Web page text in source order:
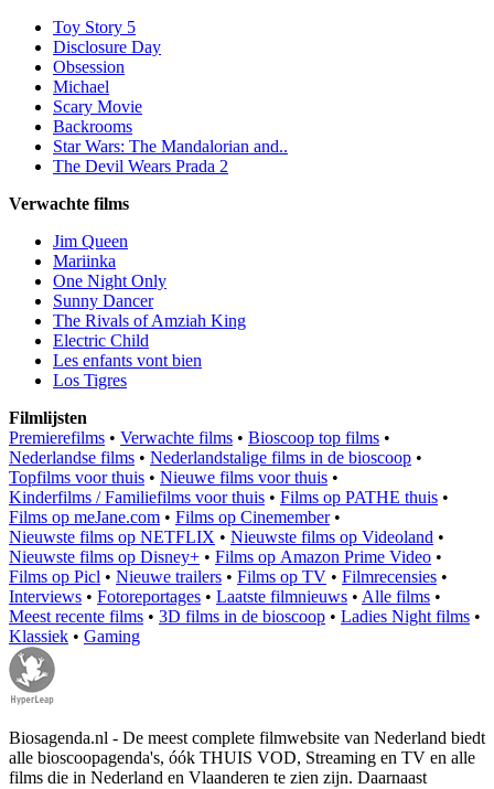
Toy Story 5
Disclosure Day
Obsession
Michael
Scary Movie
Backrooms
Star Wars: The Mandalorian and..
The Devil Wears Prada 2
Verwachte films
Jim Queen
Mariinka
One Night Only
Sunny Dancer
The Rivals of Amziah King
Electric Child
Les enfants vont bien
Los Tigres
Filmlijsten
Premierefilms • Verwachte films • Bioscoop top films •
Nederlandse films • Nederlandstalige films in de bioscoop •
Topfilms voor thuis • Nieuwe films voor thuis •
Kinderfilms / Familiefilms voor thuis • Films op PATHE thuis •
Films op meJane.com • Films op Cinemember•
Nieuwste films op NETFLIX • Nieuwste films op Videoland •
Nieuwste films op Disney+ • Films op Amazon Prime Video •
Films op Picl • Nieuwe trailers • Films op TV • Filmrecensies •
Interviews • Fotoreportages • Laatste filmnieuws • Alle films •
Meest recente films • 3D films in de bioscoop • Ladies Night films •
Klassiek • Gaming
Biosagenda.nl - De meest complete filmwebsite van Nederland biedt
alle bioscoopagenda's, óók THUIS VOD, Streaming en TV en alle
films die in Nederland en Vlaanderen te zien zijn. Daarnaast